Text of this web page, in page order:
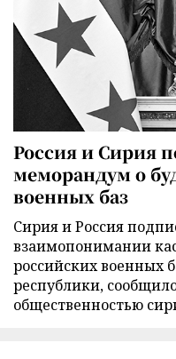
Россия и Сирия
меморандум о
военных баз
Сирия и Россия
взаимопонимании
российских военных
республики,
общественностью